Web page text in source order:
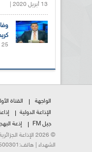
13 أبريل 2020 |
25 يوليو 2021 |
الواجهة القناة
الإذاعة الدولية
جيل FM
إذعة
الشهداء | هاتف:023500301 | فاكس:021230823/25